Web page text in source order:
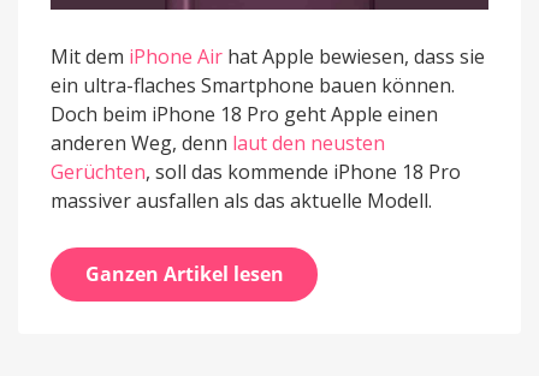
Mit dem iPhone Air hat Apple bewiesen, dass sie
ein ultra-flaches Smartphone bauen können.
Doch beim iPhone 18 Pro geht Apple einen
anderen Weg, denn laut den neusten
Gerüchten, soll das kommende iPhone 18 Pro
massiver ausfallen als das aktuelle Modell.
Ganzen Artikel lesen